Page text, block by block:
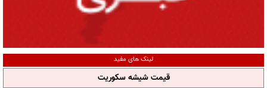
لینک های مفید
قیمت شیشه سکوریت